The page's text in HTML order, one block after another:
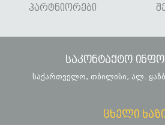
ᲞᲐᲠᲢᲜᲘᲝᲠᲔᲑᲘ
საკონტაქტო
საქართველო, თბილისი, ალ.
ცხელი